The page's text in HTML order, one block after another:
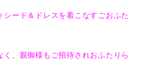
シード＆ドレスを着こなすごおふた
く、親御様もご招待されおふたりら